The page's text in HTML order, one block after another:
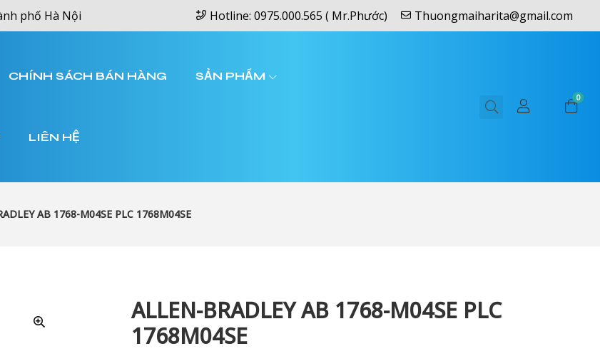
phố Hà Nội Hotline: 0975.000.565 ( Mr.Phước) Thuongmaiharita@gmail.com
CHÍNH SÁCH BÁN HÀNG SẢN PHẨM
LIÊN HỆ
0
AB 1768-M04SE PLC 1768M04SE
ALLEN-BRADLEY AB 1768-M04SE PLC
1768M04SE